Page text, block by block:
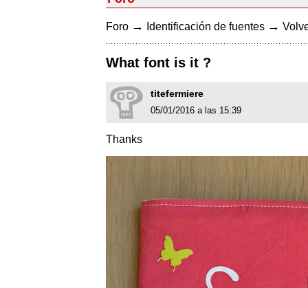
Foro → Identificación de fuentes →
What font is it ?
titefermiere
05/01/2016 a las 15:39
Thanks